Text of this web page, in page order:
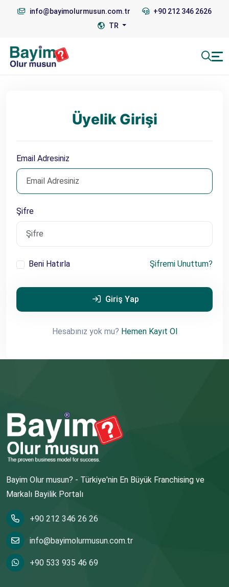
info@bayimolurmusun.com.tr
+90 212 346 2626
TR
Üyelik Girişi
Email Adresiniz
Şifre
Beni Hatırla Şifremi Unuttum?
Giriş Yap
Hesabınız yok mu? Hemen Kayıt Ol
Bayim Olur musun? - Türkiye'nin En Büyük Franchising ve
Markalı Bayilik Portalı
+90 212 346 26 26
info@bayimolurmusun.com.tr
+90 533 935 46 69